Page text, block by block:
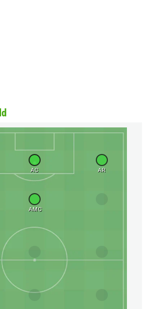
AC AR
AMC